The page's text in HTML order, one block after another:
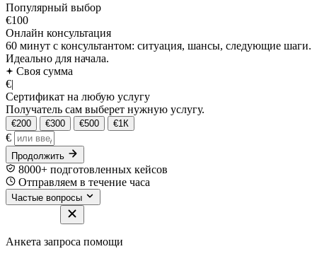
Популярный выбор
€100
Онлайн консультация
60 минут с консультантом: ситуация, шансы, следующие шаги.
Идеально для начала.
Своя сумма
€|
Сертификат на любую услугу
Получатель сам выберет нужную услугу.
€200 €300 €500 €1К
€
Продолжить
8000+ подготовленных кейсов
Отправляем в течение часа
Частые вопросы
Анкета запроса помощи